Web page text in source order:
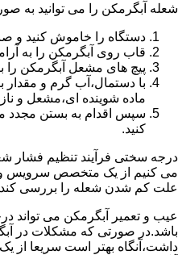
شعله آبگرمکن را می توانید به
دستگاه را خاموش کنید و
قاب روی آبگرمکن را به
پیچ های مشعل آبگرمکن را
با دستمال،آب گرم و مقدار
ماده شوینده ای،مشعل و
سپس اقدام به بستن مجدد
کنید.
درجه سختی فرآیند تنظیم فشار
می کنیم از یک متخصص سرویس و
علت کم شدن شعله را بررسی
عیب و تعمیر آبگرمکن می تواند
باشد.در صورتی که مشکلات در
داشت،آنگاه بهتر است سریعا